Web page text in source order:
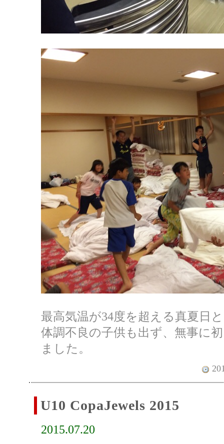
最高気温が34度を超える真夏日
体調不良の子供も出ず、無事に
ました。
U10 CopaJewels 2015
2015.07.20